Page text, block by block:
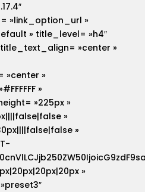
»link_option_url »
» title_level= »h4″
»center »
»
»
»225px »
»
»
»